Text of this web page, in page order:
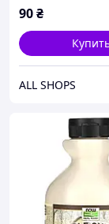
90₴
ALL SHOPS